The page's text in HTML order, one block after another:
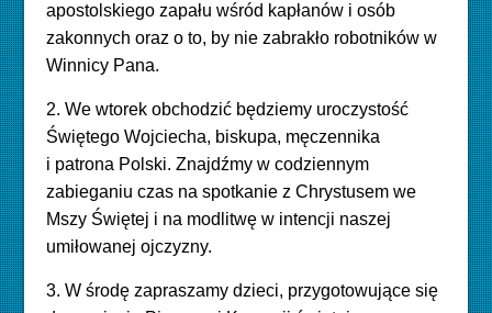
apostolskiego zapału wśród kapłanów i osób
zakonnych oraz o to, by nie zabrakło robotników w
Winnicy Pana.
2. We wtorek obchodzić będziemy uroczystość
Świętego Wojciecha, biskupa, męczennika
i patrona Polski. Znajdźmy w codziennym
zabieganiu czas na spotkanie z Chrystusem we
Mszy Świętej i na modlitwę w intencji naszej
umiłowanej ojczyzny.
3. W środę zapraszamy dzieci, przygotowujące się